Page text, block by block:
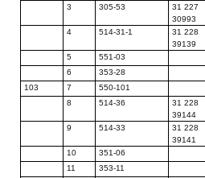
3 305-53
31 227
30993
4 514-31-1
31 228
39139
5 551-03
6
353-28
103
7 550-101
8
514-36
31 228
39144
9 514-33
31 228
39141
10 351-06
11
353-11